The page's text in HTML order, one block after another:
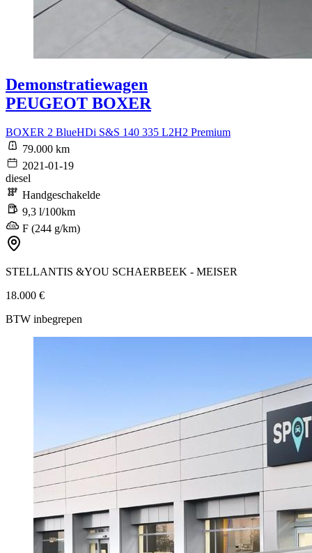
Demonstratiewagen
PEUGEOT BOXER
BOXER 2 BlueHDi S&S 140 335 L2H2 Premium
79.000 km
2021-01-19
diesel
Handgeschakelde
9,3 l/100km
F (244 g/km)
STELLANTIS &YOU SCHAERBEEK - MEISER
18.000 €
BTW inbegrepen